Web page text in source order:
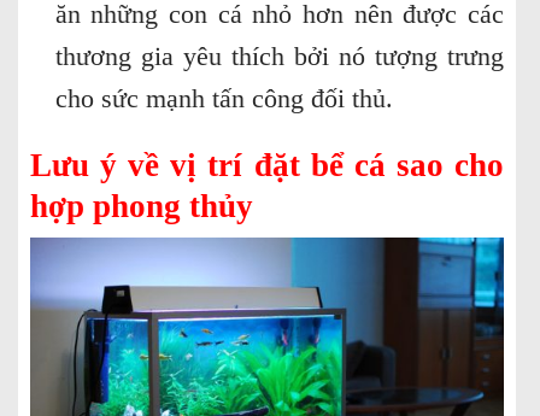
ăn những con cá nhỏ hơn nên được các
thương gia yêu thích bởi nó tượng trưng
cho sức mạnh tấn công đối thủ.
Lưu ý về vị trí đặt bể cá sao cho
hợp phong thủy